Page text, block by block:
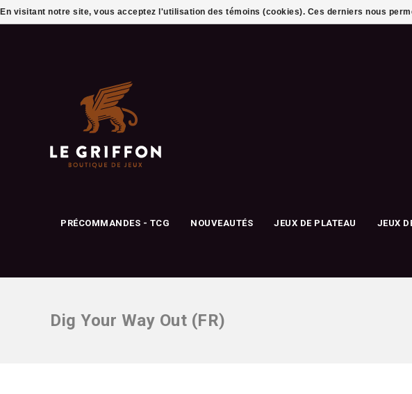
PRÉCOMMANDES - TCG NOUVEAUTÉS JEUX DE PLATEAU JEUX
Dig Your Way Out (FR)
En visitant notre site, vous acceptez l'utilisation des témoins (cookies). Ces derniers nous